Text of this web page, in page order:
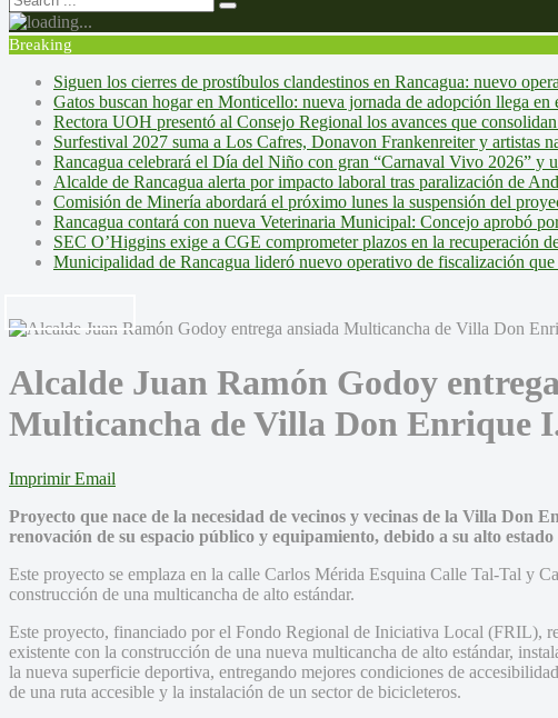
Breaking
Siguen los cierres de prostíbulos clandestinos en Rancagua: nuevo
Gatos buscan hogar en Monticello: nueva jornada de adopción llega
Rectora UOH presentó al Consejo Regional los avances que
Surfestival 2027 suma a Los Cafres, Donavon Frankenreiter y artistas
Rancagua celebrará el Día del Niño con gran “Carnaval Vivo 2026” y
Alcalde de Rancagua alerta por impacto laboral tras paralización de
Comisión de Minería abordará el próximo lunes la suspensión del
Rancagua contará con nueva Veterinaria Municipal: Concejo aprobó
SEC O’Higgins exige a CGE comprometer plazos en la recuperación
Municipalidad de Rancagua lideró nuevo operativo de fiscalización
Alcalde Juan Ramón Godoy
Multicancha de Villa Don Enrique
Imprimir Email
Proyecto que nace de la necesidad de vecinos y vecinas de la Villa Don
renovación de su espacio público y equipamiento, debido a su alto
Este proyecto se emplaza en la calle Carlos Mérida Esquina Calle Tal-Tal y
construcción de una multicancha de alto estándar.
Este proyecto, financiado por el Fondo Regional de Iniciativa Local (FRIL),
existente con la construcción de una nueva multicancha de alto estándar,
la nueva superficie deportiva, entregando mejores condiciones de
de una ruta accesible y la instalación de un sector de bicicleteros.